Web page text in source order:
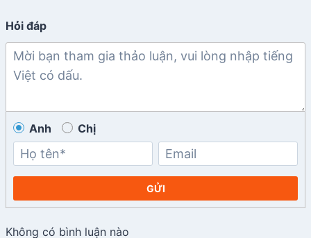
Hỏi đáp
Anh Chị
GỬI
Không có bình luận nào